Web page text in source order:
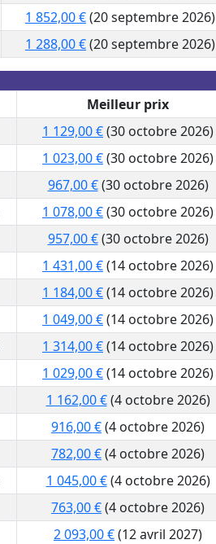
1 852,00 €(20 septembre 2026)
1 288,00 €(20 septembre 2026)
Meilleur prix
1 129,00 €(30 octobre 2026)
1 023,00 €(30 octobre 2026)
967,00 €(30 octobre 2026)
1 078,00 €(30 octobre 2026)
957,00 €(30 octobre 2026)
1 431,00 €(14 octobre 2026)
1 184,00 €(14 octobre 2026)
1 049,00 €(14 octobre 2026)
1 314,00 €(14 octobre 2026)
1 029,00 €(14 octobre 2026)
1 162,00 €(4 octobre 2026)
916,00 €(4 octobre 2026)
782,00 €(4 octobre 2026)
1 045,00 €(4 octobre 2026)
763,00 €(4 octobre 2026)
2 093,00 €(12 avril 2027)